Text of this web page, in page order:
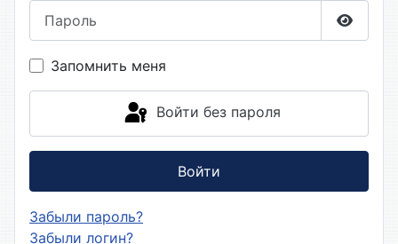
Запомнить меня
Войти без пароля
Войти
Забыли пароль?
Забыли логин?